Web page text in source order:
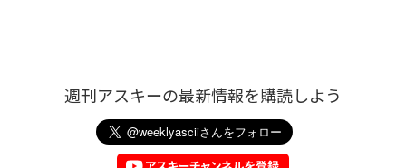
週刊アスキーの最新情報を購読しよう